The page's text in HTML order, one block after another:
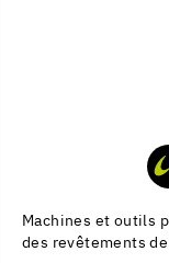
support et la pose